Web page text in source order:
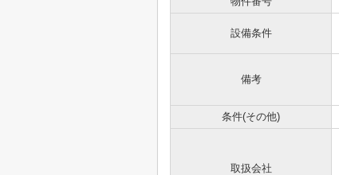
設備条件
備考
条件(その他)
取扱会社